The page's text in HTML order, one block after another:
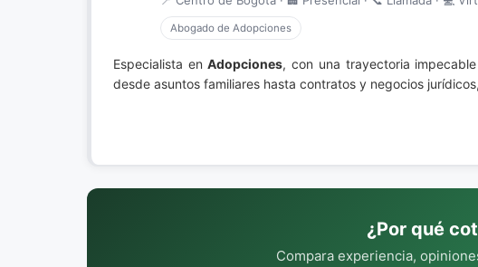
Abogado de Adopciones
Especialista enAdopciones, con una trayectoria
desde asuntos familiares hasta contratos y negocios
¿Por qué
Compara experiencia,